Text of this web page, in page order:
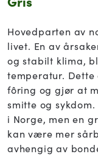
Hovedparten av
livet. En av
og stabilt klima,
temperatur.
fôring og gjør at
smitte og
i Norge, men en
kan være mer
avhengig av